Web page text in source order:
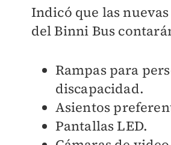
Indicó que las
del Binni Bus
Rampas para
discapacidad.
Asientos
Pantallas LED.